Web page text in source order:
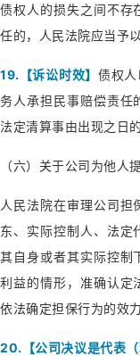
债权人的损失之间不存
任的，人民法院应当予以
19.【诉讼时效】债权
务人承担民事赔偿责任
法定清算事由出现之日
（六）关于公司为他人
人民法院在审理公司担
东、实际控制人、法定
其自身或者其实际控制
利益的情形，准确认定
依法确定担保行为的效
20.【公司决议是代表（